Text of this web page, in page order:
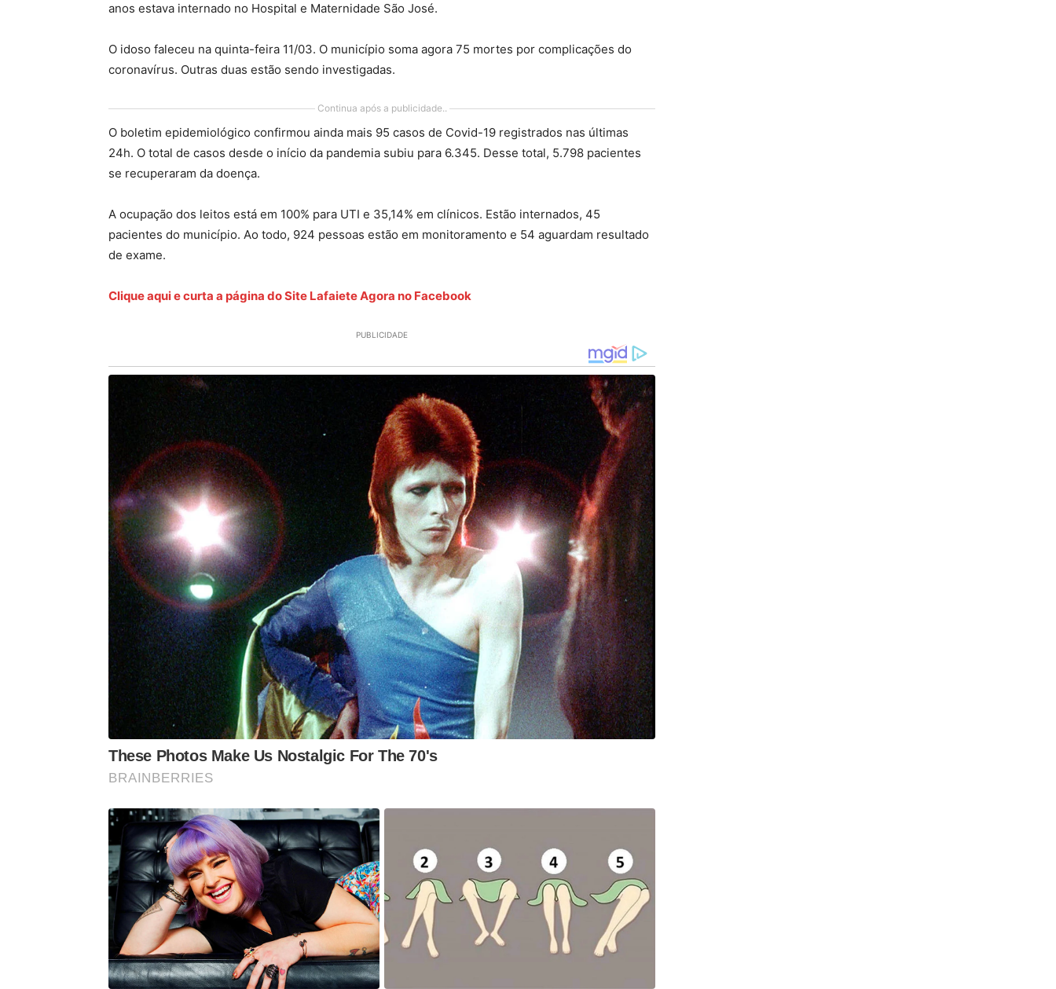
anos estava internado no Hospital e Maternidade São José.
O idoso faleceu na quinta-feira 11/03. O município soma agora 75 mortes por complicações do
coronavírus. Outras duas estão sendo investigadas.
Continua após a publicidade..
O boletim epidemiológico confirmou ainda mais 95 casos de Covid-19 registrados nas últimas
24h. O total de casos desde o início da pandemia subiu para 6.345. Desse total, 5.798 pacientes
se recuperaram da doença.
A ocupação dos leitos está em 100% para UTI e 35,14% em clínicos. Estão internados, 45
pacientes do município. Ao todo, 924 pessoas estão em monitoramento e 54 aguardam resultado
de exame.
Clique aqui e curta a página do Site Lafaiete Agora no Facebook
PUBLICIDADE